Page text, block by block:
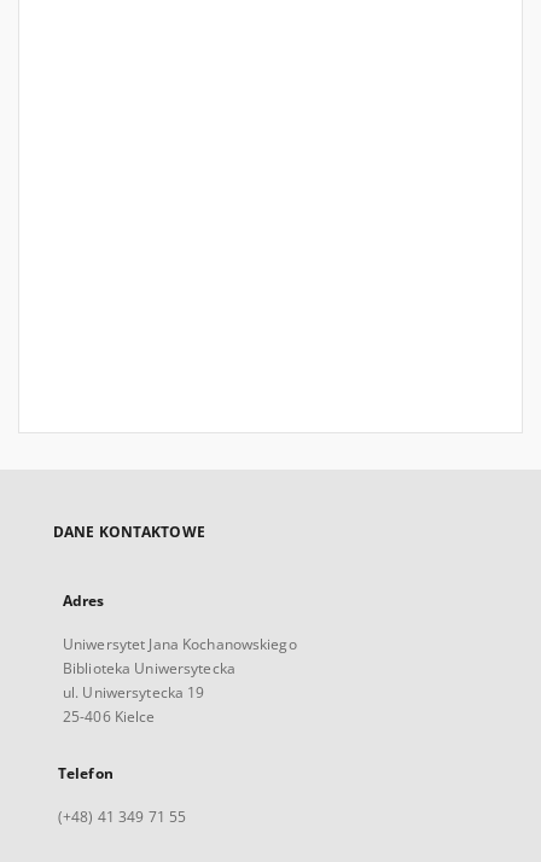
DANE KONTAKTOWE
Adres
Uniwersytet Jana Kochanowskiego
Biblioteka Uniwersytecka
ul. Uniwersytecka 19
25-406 Kielce
Telefon
(+48) 41 349 71 55